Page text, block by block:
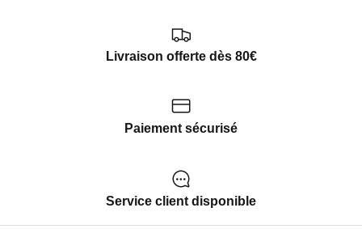
Livraison offerte dès 80€
Paiement sécurisé
Service client disponible